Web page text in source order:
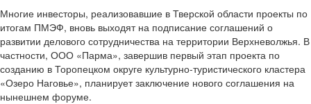
Многие инвесторы, реализовавшие в Тверской области проекты по
итогам ПМЭФ, вновь выходят на подписание соглашений о
развитии делового сотрудничества на территории Верхневолжья. В
частности, ООО «Парма», завершив первый этап проекта по
созданию в Торопецком округе культурно-туристического кластера
«Озеро Наговье», планирует заключение нового соглашения на
нынешнем форуме.